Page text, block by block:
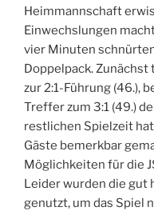
Heimmannschaft
Einwechslungen
vier Minuten
Doppelpack.
zur 2:1-Führung (46.),
Treffer zum 3:1 (49.)
restlichen Spielzeit
Gäste bemerkbar
Möglichkeiten für die
Leider wurden die gut
genutzt, um das Spiel